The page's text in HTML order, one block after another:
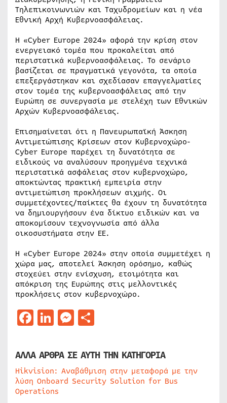
Τηλεπικοινωνιών και Ταχυδρομείων και η νέα
Εθνική Αρχή Κυβερνοασφάλειας.
Η «Cyber Europe 2024» αφορά την κρίση στον
ενεργειακό τομέα που προκαλείται από
περιστατικά κυβερνοασφάλειας. Το σενάριο
βασίζεται σε πραγματικά γεγονότα, τα οποία
επεξεργάστηκαν και σχεδίασαν επαγγελματίες
στον τομέα της κυβερνοασφάλειας από την
Ευρώπη σε συνεργασία με στελέχη των Εθνικών
Αρχών Κυβερνοασφάλειας.
Επισημαίνεται ότι η Πανευρωπαϊκή Άσκηση
Αντιμετώπισης Κρίσεων στον Κυβερνοχώρο-
Cyber Europe παρέχει τη δυνατότητα σε
ειδικούς να αναλύσουν προηγμένα τεχνικά
περιστατικά ασφάλειας στον κυβερνοχώρο,
αποκτώντας πρακτική εμπειρία στην
αντιμετώπιση προκλήσεων αιχμής. Οι
συμμετέχοντες/παίκτες θα έχουν τη δυνατότητα
να δημιουργήσουν ένα δίκτυο ειδικών και να
αποκομίσουν τεχνογνωσία από άλλα
οικοσυστήματα στην ΕΕ.
Η «Cyber Europe 2024» στην οποία συμμετέχει η
χώρα μας, αποτελεί Άσκηση ορόσημο, καθώς
στοχεύει στην ενίσχυση, ετοιμότητα και
απόκριση της Ευρώπης στις μελλοντικές
προκλήσεις στον κυβερνοχώρο.
Facebook
LinkedIn
Messenger
ΑΛΛΑ ΑΡΘΡΑ ΣΕ ΑΥΤΗ ΤΗΝ ΚΑΤΗΓΟΡΙΑ
Hikvision: Αναβάθμιση στην μεταφορά με την
λύση Onboard Security Solution for Bus
Operations